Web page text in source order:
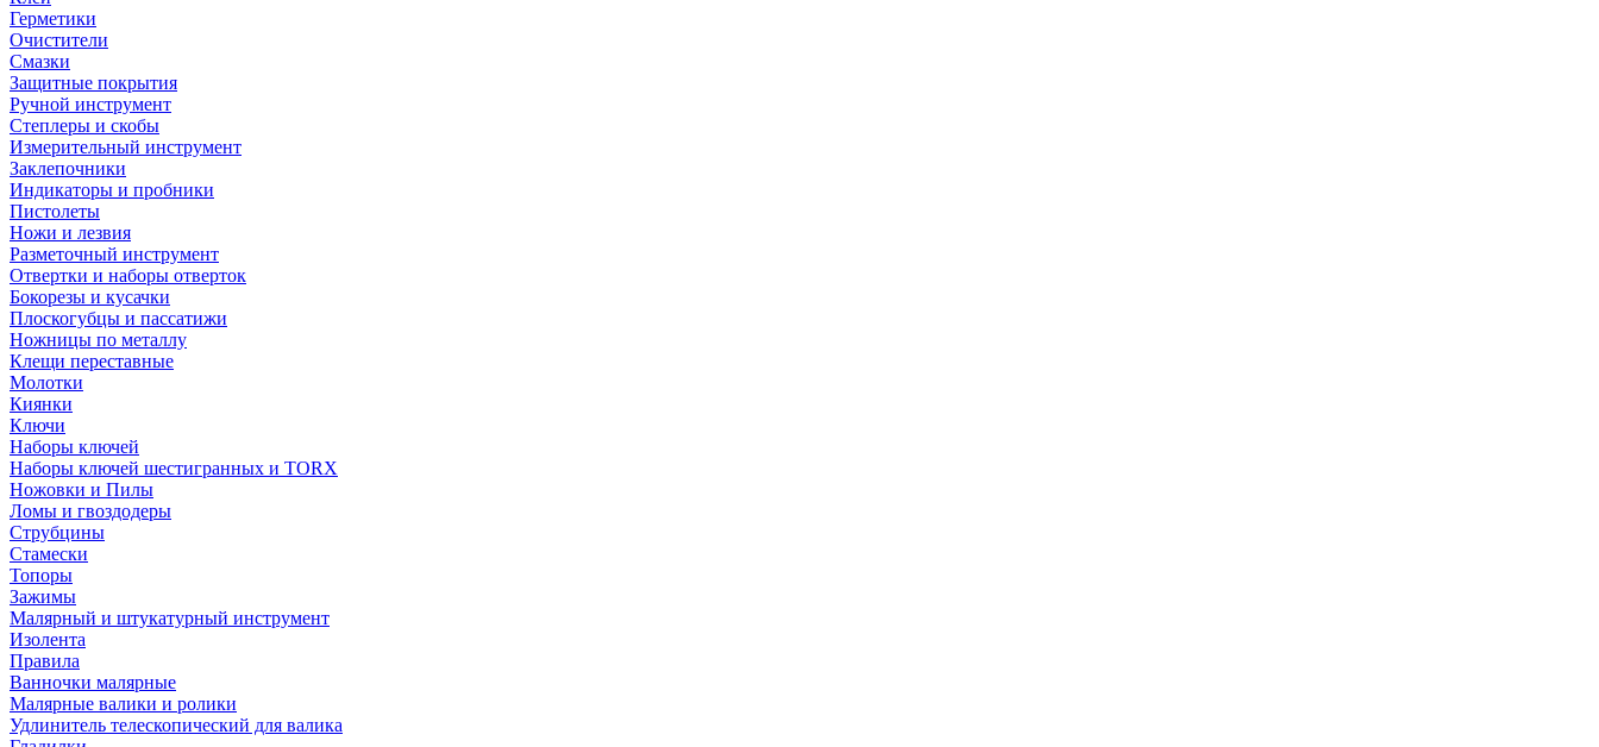
Герметики
Очистители
Смазки
Защитные покрытия
Ручной инструмент
Степлеры и скобы
Измерительный инструмент
Заклепочники
Индикаторы и пробники
Пистолеты
Ножи и лезвия
Разметочный инструмент
Отвертки и наборы отверток
Бокорезы и кусачки
Плоскогубцы и пассатижи
Ножницы по металлу
Клещи переставные
Молотки
Киянки
Ключи
Наборы ключей
Наборы ключей шестигранных и TORX
Ножовки и Пилы
Ломы и гвоздодеры
Струбцины
Стамески
Топоры
Зажимы
Малярный и штукатурный инструмент
Изолента
Правила
Ванночки малярные
Малярные валики и ролики
Удлинитель телескопический для валика